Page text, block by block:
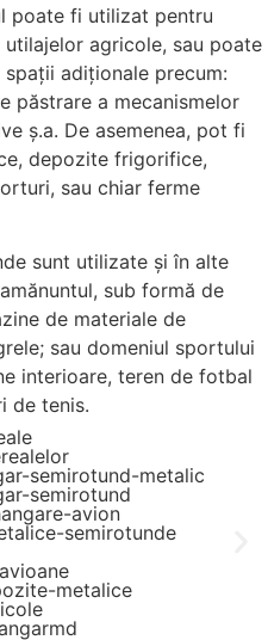
poate fi utilizat pentru
agricole, sau poate
adiționale precum:
păstrare a mecanismelor
ș.a. De asemenea, pot fi
depozite frigorifice,
sau chiar ferme
sunt utilizate și în alte
sub formă de
de materiale de
sau domeniul sportului
interioare, teren de fotbal
de tenis.